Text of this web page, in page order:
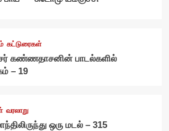
கட்டுரைகள்
கண்ணதாசனின் பாடல்களில்
– 19
வரலாறு
ஒரு மடல் – 315